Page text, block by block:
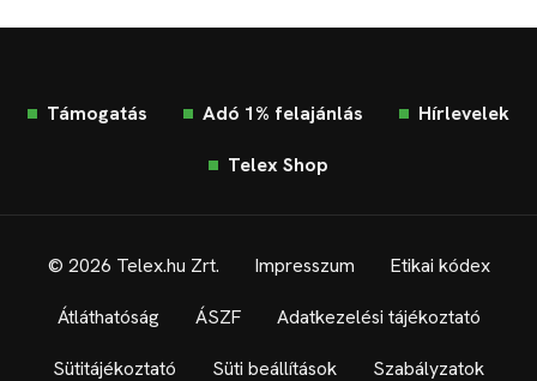
Támogatás Adó 1% felajánlás Hírlevelek
Telex Shop
© 2026 Telex.hu Zrt. Impresszum Etikai kódex
Átláthatóság ÁSZF Adatkezelési tájékoztató
Sütitájékoztató Süti beállítások Szabályzatok